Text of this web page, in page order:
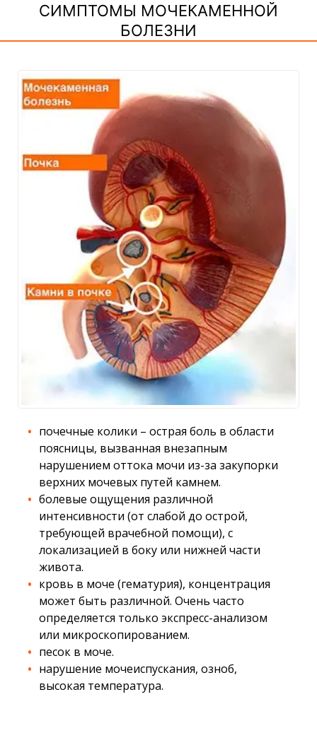
СИМПТОМЫ МОЧЕКАМЕННОЙ
БОЛЕЗНИ
почечные колики – острая боль в области
поясницы, вызванная внезапным
нарушением оттока мочи из-за закупорки
верхних мочевых путей камнем.
болевые ощущения различной
интенсивности (от слабой до острой,
требующей врачебной помощи), с
локализацией в боку или нижней части
живота.
кровь в моче (гематурия), концентрация
может быть различной. Очень часто
определяется только экспресс-анализом
или микроскопированием.
песок в моче.
нарушение мочеиспускания, озноб,
высокая температура.